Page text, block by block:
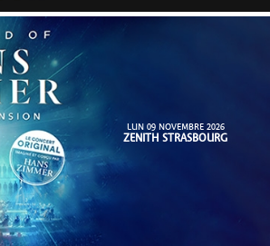
LUN 09 NOVEMBRE 2026
ZENITH STRASBOURG